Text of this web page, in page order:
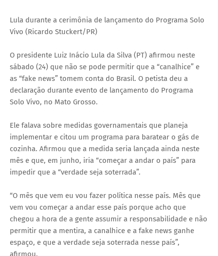
Lula durante a cerimônia de lançamento do Programa Solo
Vivo (Ricardo Stuckert/PR)
O presidente Luiz Inácio Lula da Silva (PT) afirmou neste
sábado (24) que não se pode permitir que a “canalhice” e
as “fake news” tomem conta do Brasil. O petista deu a
declaração durante evento de lançamento do Programa
Solo Vivo, no Mato Grosso.
Ele falava sobre medidas governamentais que planeja
implementar e citou um programa para baratear o gás de
cozinha. Afirmou que a medida seria lançada ainda neste
mês e que, em junho, iria “começar a andar o país” para
impedir que a “verdade seja soterrada”.
“O mês que vem eu vou fazer política nesse país. Mês que
vem vou começar a andar esse país porque acho que
chegou a hora de a gente assumir a responsabilidade e não
permitir que a mentira, a canalhice e a fake news ganhe
espaço, e que a verdade seja soterrada nesse país”,
afirmou.